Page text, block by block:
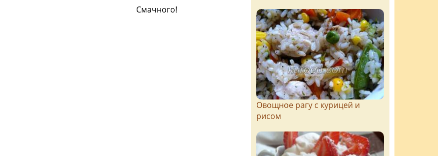
Смачного!
Овощное рагу с курицей и
рисом